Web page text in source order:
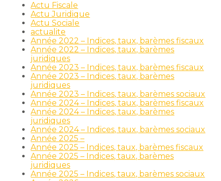
Actu Fiscale
Actu Juridique
Actu Sociale
actualite
Année 2022 – Indices, taux, barèmes fiscaux
Année 2022 – Indices, taux, barèmes
juridiques
Année 2023 – Indices, taux, barèmes fiscaux
Année 2023 – Indices, taux, barèmes
juridiques
Année 2023 – Indices, taux, barèmes sociaux
Année 2024 – Indices, taux, barèmes fiscaux
Année 2024 – Indices, taux, barèmes
juridiques
Année 2024 – Indices, taux, barèmes sociaux
Année 2025 –
Année 2025 – Indices, taux, barèmes fiscaux
Année 2025 – Indices, taux, barèmes
juridiques
Année 2025 – Indices, taux, barèmes sociaux